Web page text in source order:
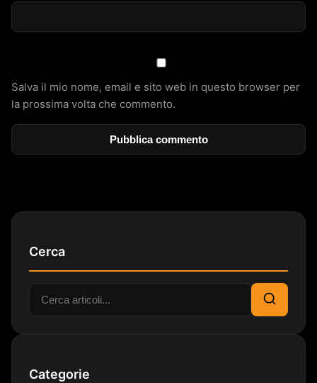
Salva il mio nome, email e sito web in questo browser per
la prossima volta che commento.
Cerca
Cerca:
Cerca
Categorie